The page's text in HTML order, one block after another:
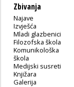
Zbivanja
Najave
Izvješća
Mladi glazbenici
Filozofska škola
Komunikološka
škola
Medijski susreti
Knjižara
Galerija